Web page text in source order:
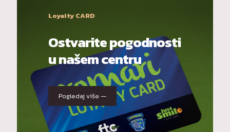
Loyalty CARD
Ostvarite pogodnosti
u našem centru
Pogledaj više —